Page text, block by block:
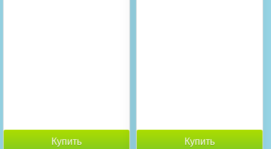
Купить Купить